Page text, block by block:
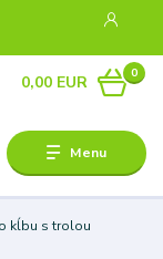
Menu
0
0,00 EUR
kĺbu s trolou